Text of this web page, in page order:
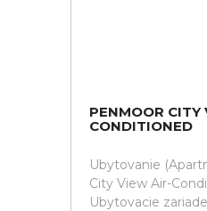
PENMOOR CITY
CONDITIONED
Ubytovanie
City View Air-
Ubytovacie